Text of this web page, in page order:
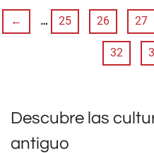
← … 25 26 27
32
Descubre las
antiguo